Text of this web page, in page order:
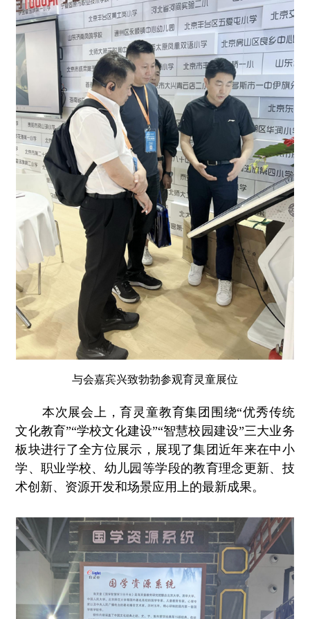
与会嘉宾兴致勃勃参观育灵童展位
本次展会上，育灵童教育集团围绕“优秀传统
文化教育”“学校文化建设”“智慧校园建设”三大业务
板块进行了全方位展示，展现了集团近年来在中小
学、职业学校、幼儿园等学段的教育理念更新、技
术创新、资源开发和场景应用上的最新成果。